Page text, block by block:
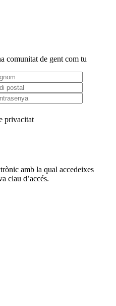
comunitat de gent com tu
privacitat
amb la qual accedeixes
clau d’accés.